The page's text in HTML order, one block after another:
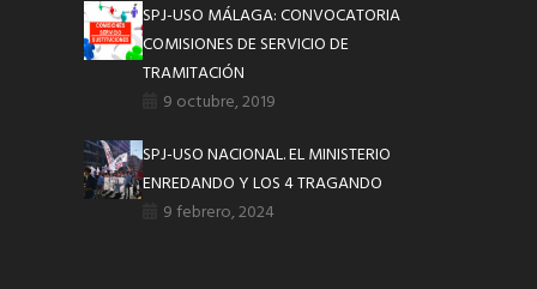
SPJ-USO MÁLAGA: CONVOCATORIA
COMISIONES DE SERVICIO DE
TRAMITACIÓN
9 octubre, 2019
SPJ-USO NACIONAL. EL MINISTERIO
ENREDANDO Y LOS 4 TRAGANDO
9 febrero, 2024